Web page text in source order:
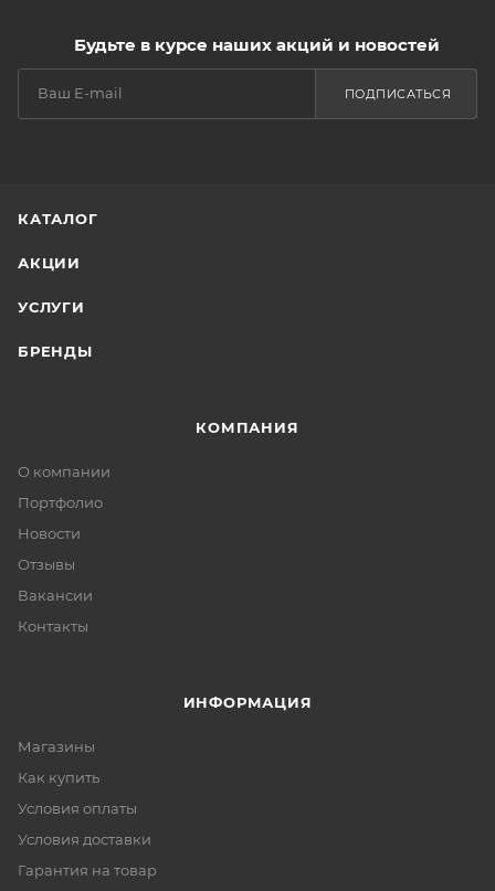
Будьте в курсе наших акций и новостей
ПОДПИСАТЬСЯ
КАТАЛОГ
АКЦИИ
УСЛУГИ
БРЕНДЫ
КОМПАНИЯ
О компании
Портфолио
Новости
Отзывы
Вакансии
Контакты
ИНФОРМАЦИЯ
Магазины
Как купить
Условия оплаты
Условия доставки
Гарантия на товар